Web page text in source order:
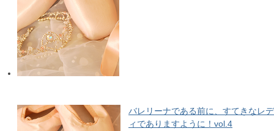
バレリーナである前に、すてきなレデ
ィでありますように！vol.4